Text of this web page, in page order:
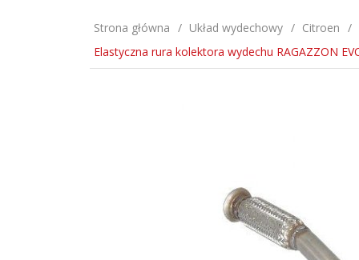
Strona główna Układ wydechowy Citroen
Elastyczna rura kolektora wydechu RAGAZZON